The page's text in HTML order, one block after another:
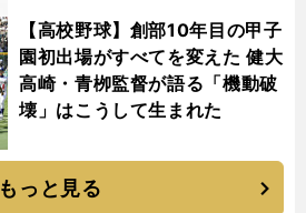
【高校野球】創部10年目の甲子
園初出場がすべてを変えた 健大
高崎・青栁監督が語る「機動破
壊」はこうして生まれた
もっと見る